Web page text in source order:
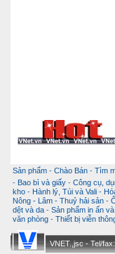
Sản phẩm - Chào Bán - Tìm
- Bao bì và giấy - Công cụ,
kho - Hành lý, Túi và Vali -
Nông - Lâm - Thuỷ hải sản -
dệt và da - Sản phẩm in ấn
văn phòng - Thiết bị viễn
VNET.,jsc - Tel/fax: